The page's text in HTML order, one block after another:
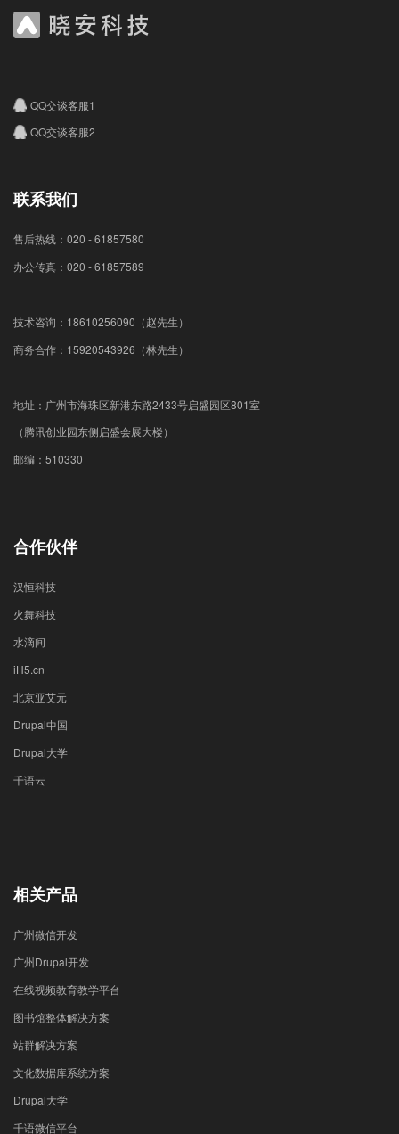
QQ交谈客服1
QQ交谈客服2
联系我们
售后热线：020 - 61857580
办公传真：020 - 61857589
技术咨询：18610256090（赵先生）
商务合作：15920543926（林先生）
地址：广州市海珠区新港东路2433号启盛园区801室
（腾讯创业园东侧启盛会展大楼）
邮编：510330
合作伙伴
汉恒科技
火舞科技
水滴间
iH5.cn
北京亚艾元
Drupal中国
Drupal大学
千语云
相关产品
广州微信开发
广州Drupal开发
在线视频教育教学平台
图书馆整体解决方案
站群解决方案
文化数据库系统方案
Drupal大学
千语微信平台